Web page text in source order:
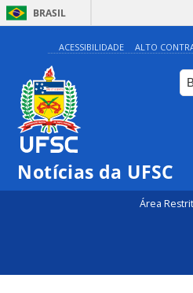
BRASIL
ACESSIBILIDADE ALTO
Notícias da UFSC
Área